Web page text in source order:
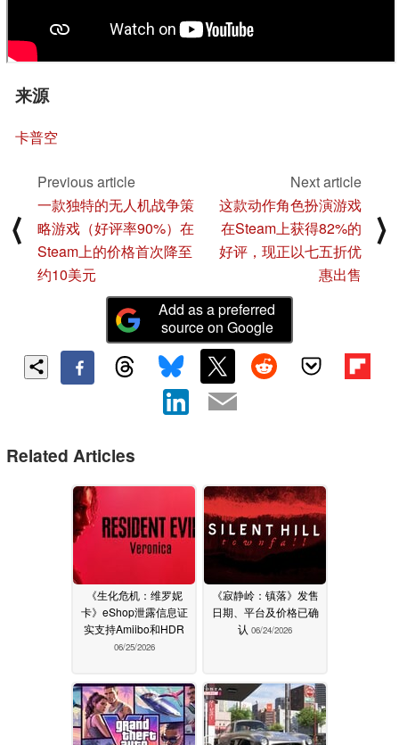
来源
卡普空
⟨
Previous article
一款独特的无人机战争策
略游戏（好评率90%）在
Steam上的价格首次降至
约10美元
Next article
这款动作角色扮演游戏
在Steam上获得82%的
好评，现正以七五折优
惠出售
⟩
Add as a preferred
source on Google
Related Articles
《生化危机：维罗妮
卡》eShop泄露信息证
实支持Amiibo和HDR
06/25/2026
《寂静岭：镇落》发售
日期、平台及价格已确
认 06/24/2026